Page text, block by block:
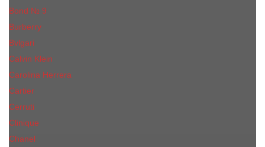
Bond № 9
Burberry
Bvlgari
Calvin Klein
Carolina Herrera
Cartier
Cerruti
Сliniquе
Chanel